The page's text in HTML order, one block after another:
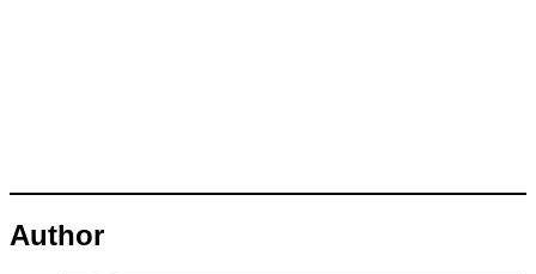
Author